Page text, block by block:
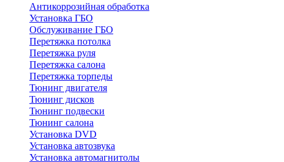
Антикоррозийная обработка
Установка ГБО
Обслуживание ГБО
Перетяжка потолка
Перетяжка руля
Перетяжка салона
Перетяжка торпеды
Тюнинг двигателя
Тюнинг дисков
Тюнинг подвески
Тюнинг салона
Установка DVD
Установка автозвука
Установка автомагнитолы